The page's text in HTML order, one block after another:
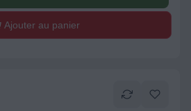
Ajouter au panier